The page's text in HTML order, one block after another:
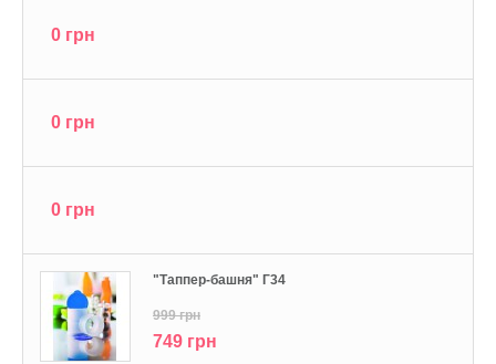
0 грн
0 грн
0 грн
"Tаппер-башня" Г34
999 грн
749 грн